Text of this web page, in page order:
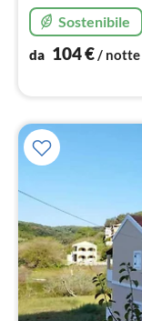
Sostenibile
da 104€/ notte